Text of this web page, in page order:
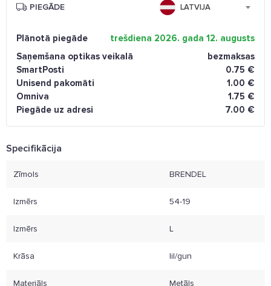
Specifikācija
Zīmols BRENDEL
Izmērs 54-19
Izmērs L
Krāsa lil/gun
Materiāls Metāls
PIEGĀDE LATVIJA
Plānotā piegāde
trešdiena 2026. gada 12. augusts
Saņemšana optikas veikalā
bezmaksas
SmartPosti
0.75 €
Unisend pakomāti
1.00 €
Omniva
1.75 €
Piegāde uz adresi
7.00 €